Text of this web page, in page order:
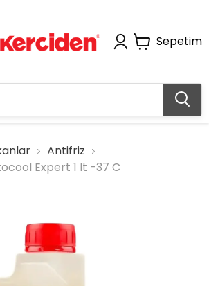
Sepetim
Antifriz
Expert 1 lt -37 C